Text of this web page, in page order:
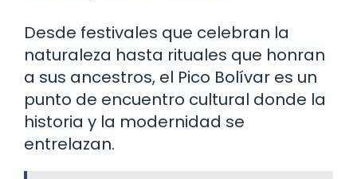
Desde festivales que celebran la
naturaleza hasta rituales que honran
a sus ancestros, el Pico Bolívar es un
punto de encuentro cultural donde la
historia y la modernidad se
entrelazan.